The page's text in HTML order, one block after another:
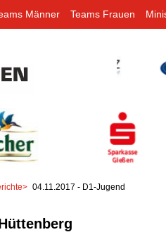
Männer Teams Frauen
> 04.11.2017 - D1-Jugend